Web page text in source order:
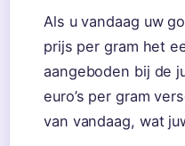
Als u vandaag uw
prijs per gram het
aangeboden bij de
euro’s per gram
van vandaag, wat